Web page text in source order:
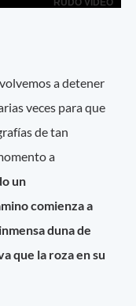
a detener
veces para que
de tan
a
un
comienza a
duna de
que la roza en su